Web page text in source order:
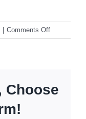
| Comments Offon
Bartender
es
Choose